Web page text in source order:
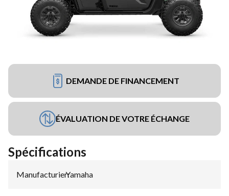
DEMANDE DE FINANCEMENT
ÉVALUATION DE VOTRE ÉCHANGE
Spécifications
Manufacturier:
Yamaha